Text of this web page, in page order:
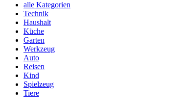
alle Kategorien
Technik
Haushalt
Küche
Garten
Werkzeug
Auto
Reisen
Kind
Spielzeug
Tiere